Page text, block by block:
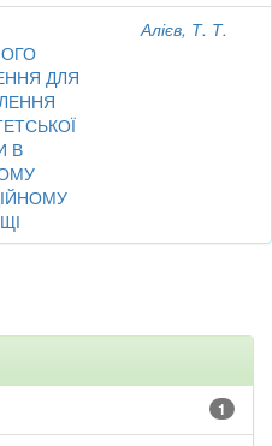
ДЛЯ
В
Алієв, Т. Т.
1